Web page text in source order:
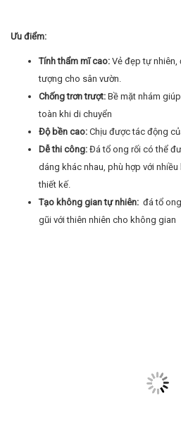
Ưu điểm:
Tính thẩm mĩ cao: Vẻ đẹp tự nhiên,
tượng cho sân vườn.
Chống trơn trượt: Bề mặt nhám
toàn khi di chuyển
Độ bền cao: Chịu được tác động
Dễ thi công: Đá tổ ong rối có thể
dáng khác nhau, phù hợp với
thiết kế.
Tạo không gian tự nhiên: đá tổ
gũi với thiên nhiên cho không gian